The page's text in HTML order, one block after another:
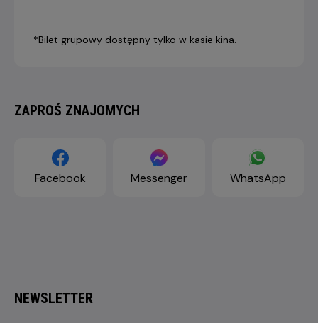
*Bilet grupowy dostępny tylko w kasie kina.
ZAPROŚ ZNAJOMYCH
Facebook Messenger WhatsApp
NEWSLETTER